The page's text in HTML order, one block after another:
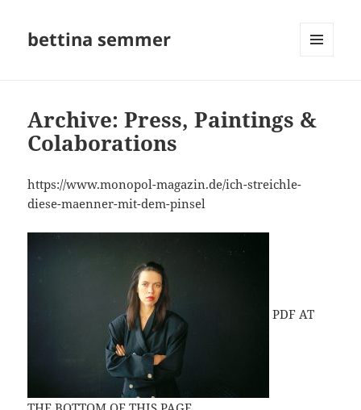
bettina semmer
Archive: Press, Paintings &
Colaborations
https://www.monopol-magazin.de/ich-streichle-
diese-maenner-mit-dem-pinsel
PDF AT